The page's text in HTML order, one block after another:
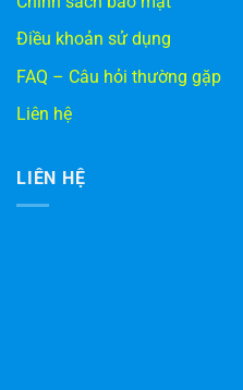
Điều khoản sử dụng
FAQ – Câu hỏi thường gặp
Liên hệ
LIÊN HỆ